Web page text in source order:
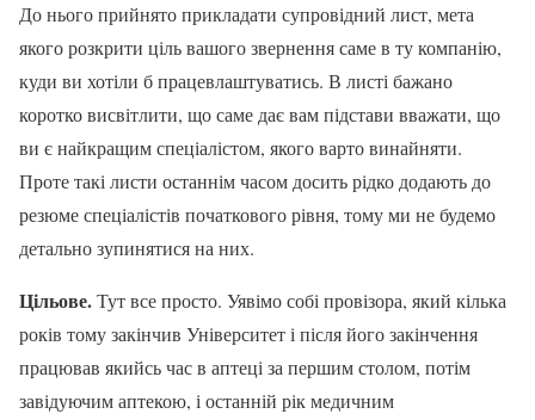
До нього прийнято прикладати супровідний лист, мета
якого розкрити ціль вашого звернення саме в ту компанію,
куди ви хотіли б працевлаштуватись. В листі бажано
коротко висвітлити, що саме дає вам підстави вважати, що
ви є найкращим спеціалістом, якого варто винайняти.
Проте такі листи останнім часом досить рідко додають до
резюме спеціалістів початкового рівня, тому ми не будемо
детально зупинятися на них.
Цільове.Тут все просто. Уявімо собі провізора, який кілька
років тому закінчив Університет і після його закінчення
працював якийсь час в аптеці за першим столом, потім
завідуючим аптекою, і останній рік медичним